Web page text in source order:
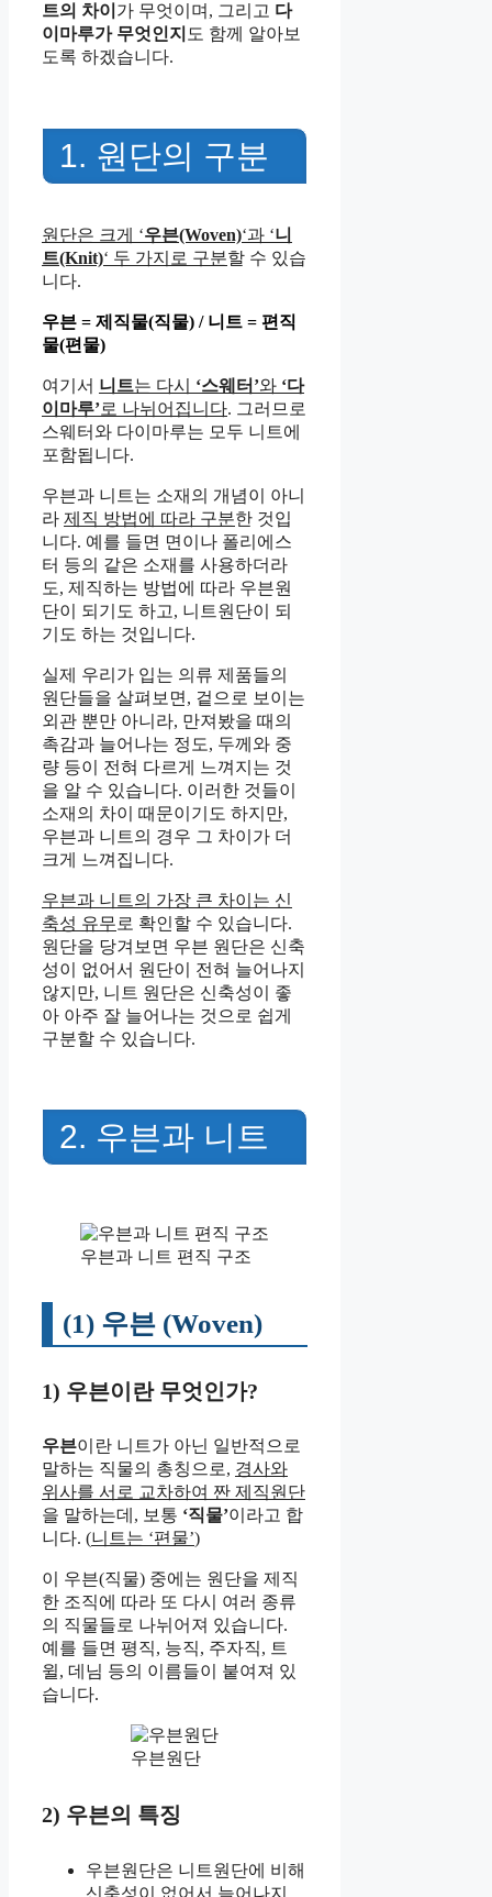
트의 차이 가 무엇이며, 그리고 다
이마루가 무엇인지 도 함께 알아보
도록 하겠습니다.
1. 원단의 구분
원단은 크게 ‘우븐(Woven)‘과 ‘니
트(Knit)‘ 두 가지로 구분할 수 있습
니다.
우븐 = 제직물(직물) / 니트 = 편직
물(편물)
여기서 니트는 다시 ‘스웨터’와 ‘다
이마루’로 나뉘어집니다. 그러므로
스웨터와 다이마루는 모두 니트에
포함됩니다.
우븐과 니트는 소재의 개념이 아니
라 제직 방법에 따라 구분한 것입
니다. 예를 들면 면이나 폴리에스
터 등의 같은 소재를 사용하더라
도, 제직하는 방법에 따라 우븐원
단이 되기도 하고, 니트원단이 되
기도 하는 것입니다.
실제 우리가 입는 의류 제품들의
원단들을 살펴보면, 겉으로 보이는
외관 뿐만 아니라, 만져봤을 때의
촉감과 늘어나는 정도, 두께와 중
량 등이 전혀 다르게 느껴지는 것
을 알 수 있습니다. 이러한 것들이
소재의 차이 때문이기도 하지만,
우븐과 니트의 경우 그 차이가 더
크게 느껴집니다.
우븐과 니트의 가장 큰 차이는 신
축성 유무 로 확인할 수 있습니다.
원단을 당겨보면 우븐 원단은 신축
성이 없어서 원단이 전혀 늘어나지
않지만, 니트 원단은 신축성이 좋
아 아주 잘 늘어나는 것으로 쉽게
구분할 수 있습니다.
2. 우븐과 니트
우븐과 니트 편직 구조
(1) 우븐 (Woven)
1) 우븐이란 무엇인가?
우븐이란 니트가 아닌 일반적으로
말하는 직물의 총칭으로, 경사와
위사를 서로 교차하여 짠 제직원단
을 말하는데, 보통 ‘직물’이라고 합
니다. (니트는 ‘편물’)
이 우븐(직물) 중에는 원단을 제직
한 조직에 따라 또 다시 여러 종류
의 직물들로 나뉘어져 있습니다.
예를 들면 평직, 능직, 주자직, 트
윌, 데님 등의 이름들이 붙여져 있
습니다.
우븐원단
2) 우븐의 특징
우븐원단은 니트원단에 비해
신축성이 없어서 늘어나지